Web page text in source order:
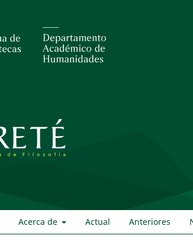
Acerca de Actual Anteriores